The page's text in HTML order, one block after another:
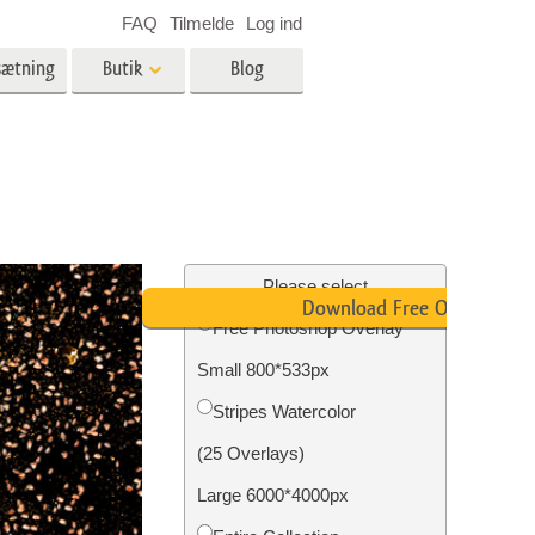
Foto restaurering
Butik
videooverlejringer
Blog
FAQ Tilmelde Log ind
Please select
Free Photoshop Overlay
Small 800*533px
Stripes Watercolor
(25 Overlays)
Large 6000*4000px
Download Free Overlay